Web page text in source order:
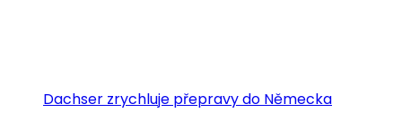
Dachser zrychluje přepravy do Německa